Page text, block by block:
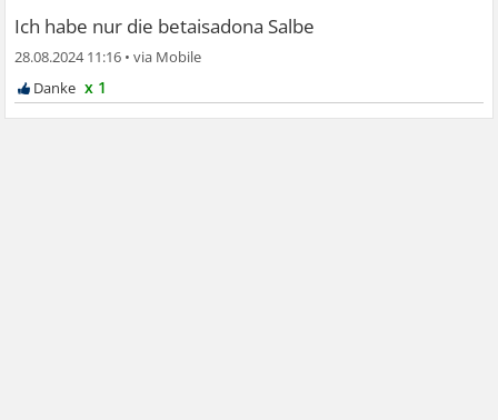
Ich habe nur die betaisadona Salbe
28.08.2024 11:16 •
x 1